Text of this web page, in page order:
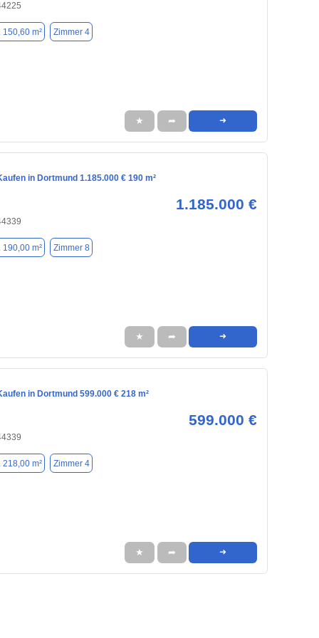
150,60 m² Zimmer 4
★ ➦ ➜
in Dortmund 1.185.000 € 190 m²
1.185.000 €
190,00 m² Zimmer 8
★ ➦ ➜
in Dortmund 599.000 € 218 m²
599.000 €
218,00 m² Zimmer 4
★ ➦ ➜